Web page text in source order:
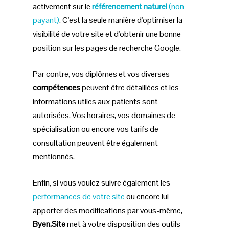
activement sur leréférencement naturel(non
payant). C'est la seule manière d'optimiser la
visibilité de votre site et d'obtenir une bonne
position sur les pages de recherche Google.
Par contre, vos diplômes et vos diverses
compétencespeuvent être détaillées et les
informations utiles aux patients sont
autorisées. Vos horaires, vos domaines de
spécialisation ou encore vos tarifs de
consultation peuvent être également
mentionnés.
Enfin, si vous voulez suivre également les
performances de votre siteou encore lui
apporter des modifications par vous-même,
Byen.Sitemet à votre disposition des outils